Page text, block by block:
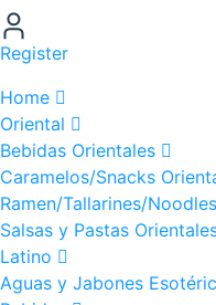
Register
Home
Oriental
Bebidas Orientales
Caramelos/Snacks
Ramen/Tallarines/Noodles
Salsas y Pastas
Latino
Aguas y Jabones